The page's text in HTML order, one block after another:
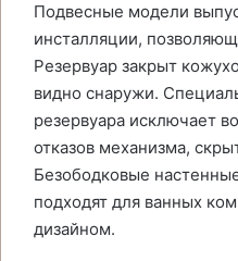
Подвесные модели
инсталляции,
Резервуар закрыт
видно снаружи.
резервуара исключает
отказов механизма,
Безободковые
подходят для ванных
дизайном.